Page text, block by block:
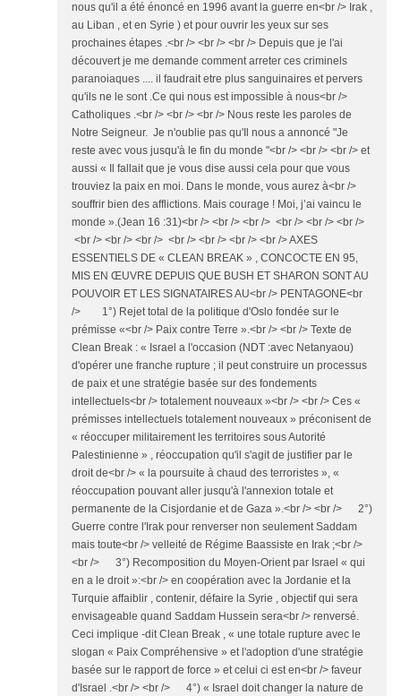
nous qu'il a été énoncé en 1996 avant la guerre en<br /> Irak ,
au Liban , et en Syrie ) et pour ouvrir les yeux sur ses
prochaines étapes .<br /> <br /> <br /> Depuis que je l'ai
découvert je me demande comment arreter ces criminels
paranoiaques .... il faudrait etre plus sanguinaires et pervers
qu'ils ne le sont .Ce qui nous est impossible à nous<br />
Catholiques .<br /> <br /> <br /> Nous reste les paroles de
Notre Seigneur. Je n'oublie pas qu'Il nous a annoncé "Je
reste avec vous jusqu'à le fin du monde "<br /> <br /> <br /> et
aussi « Il fallait que je vous dise aussi cela pour que vous
trouviez la paix en moi. Dans le monde, vous aurez à<br />
souffrir bien des afflictions. Mais courage ! Moi, j’ai vaincu le
monde ».(Jean 16 :31)<br /> <br /> <br /> <br /> <br /> <br />
<br /> <br /> <br /> <br /> <br /> <br /> <br /> AXES
ESSENTIELS DE « CLEAN BREAK » , CONCOCTE EN 95,
MIS EN ŒUVRE DEPUIS QUE BUSH ET SHARON SONT AU
POUVOIR ET LES SIGNATAIRES AU<br /> PENTAGONE<br
/> 1°) Rejet total de la politique d'Oslo fondée sur le
prémisse «<br /> Paix contre Terre ».<br /> <br /> Texte de
Clean Break : « Israel a l'occasion (NDT :avec Netanyaou)
d'opérer une franche rupture ; il peut construire un processus
de paix et une stratégie basée sur des fondements
intellectuels<br /> totalement nouveaux »<br /> <br /> Ces «
prémisses intellectuels totalement nouveaux » préconisent de
« réoccuper militairement les territoires sous Autorité
Palestinienne » , réoccupation qu'il s'agit de justifier par le
droit de<br /> « la poursuite à chaud des terroristes », «
réoccupation pouvant aller jusqu'à l'annexion totale et
permanente de la Cisjordanie et de Gaza ».<br /> <br /> 2°)
Guerre contre l'Irak pour renverser non seulement Saddam
mais toute<br /> velleité de Régime Baassiste en Irak ;<br />
<br /> 3°) Recomposition du Moyen-Orient par Israel « qui
en a le droit »:<br /> en coopération avec la Jordanie et la
Turquie affaiblir , contenir, défaire la Syrie , objectif qui sera
envisageable quand Saddam Hussein sera<br /> renversé.
Ceci implique -dit Clean Break , « une totale rupture avec le
slogan « Paix Compréhensive » et l'adoption d'une stratégie
basée sur le rapport de force » et celui ci est en<br /> faveur
d'Israel .<br /> <br /> 4°) « Israel doit changer la nature de